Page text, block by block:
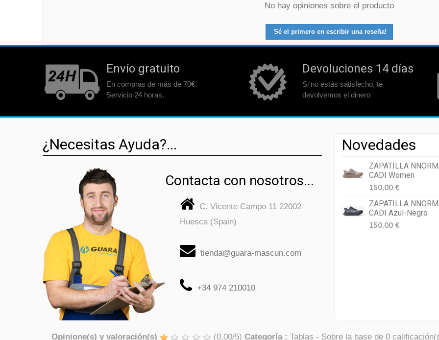
No hay opiniones sobre el producto
Sé el primero en escribir una reseña!
Envío gratuito
En compras de más de 70€.
Servicio 24 horas.
Devoluciones 14 días
Si no estás satisfecho, te
devolvemos el dinero
¿Necesitas Ayuda?...
Contacta con nosotros...
C. Vicente Campo 11 22002
Huesca (Spain)
tienda@guara-mascun.com
+34 974 210010
Novedades
ZAPATILLA
CADI Women
150,00 €
ZAPATILLA
CADI Azul-Negro
150,00 €
Opinione(s) y valoración(s) (0,00/5) Categoría : Tablas - Sobre la base de 0